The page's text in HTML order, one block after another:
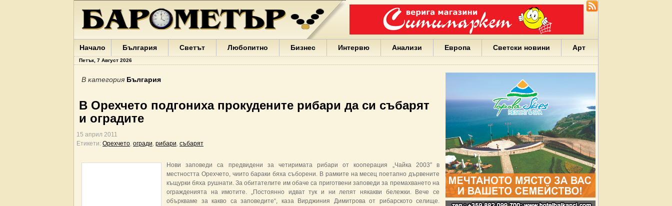
Варна
България
Портних
Facebook
ЕС
Борисов
Европа
Йорданов
българи
google
деца
Бербатов
ГЕРБ
Начало България Светът Любопитно Бизнес Интервю Анализи Европа Светски новини Арт
Петък, 7 Август 2026
В категория България
В Орехчето подгониха прокудените рибари да си събарят
и оградите
15 април 2011
Етикети: Орехчето, огради, рибари, събарят
Нови заповеди са предвидени за четиримата рибари от кооперация „Чайка 2003″ в
местността Орехчето, чиито бараки бяха съборени. В рамките на месец поетапно дървените
къщурки бяха рушнати. За обитателите им обаче са приготвени заповеди за премахването на
огражденията на имотите. „Постоянно идват тук и ни лепят някакви бележки. Вече се
объркваме за какво са заповедите“, каза Вирджиния Димитрова от рибарското селище.